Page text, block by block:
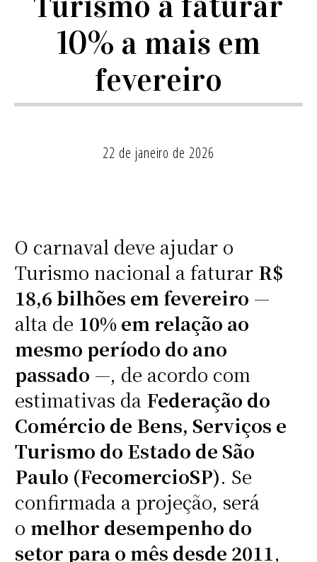
10% a mais em
fevereiro
22 de janeiro de 2026
O carnaval deve ajudar o
Turismo nacional a faturar R$
18,6 bilhões em fevereiro —
alta de 10% em relação ao
mesmo período do ano
passado —, de acordo com
estimativas da Federação do
Comércio de Bens, Serviços e
Turismo do Estado de São
Paulo (FecomercioSP). Se
confirmada a projeção, será
o melhor desempenho do
setor para o mês desde 2011,